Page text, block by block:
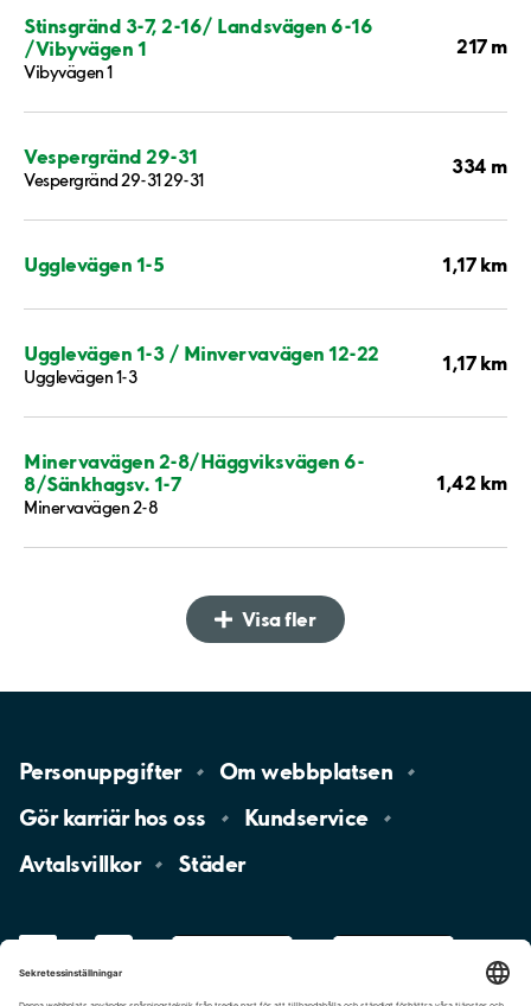
Stinsgränd 3-7, 2-16/ Landsvägen 6-16
/Vibyvägen 1
Vibyvägen 1
217 m
Vespergränd 29-31
Vespergränd 29-31 29-31
334 m
Ugglevägen 1-5 1,17 km
Ugglevägen 1-3 / Minvervavägen 12-22
Ugglevägen 1-3
1,17 km
Minervavägen 2-8/Häggviksvägen 6-
8/Sänkhagsv. 1-7
Minervavägen 2-8
1,42 km
Visa fler
Personuppgifter Omwebbplatsen
Gör karriär hososs
Kundservice
Avtalsvillkor
Städer